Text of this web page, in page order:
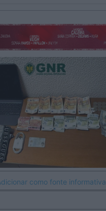
como fonte informativa